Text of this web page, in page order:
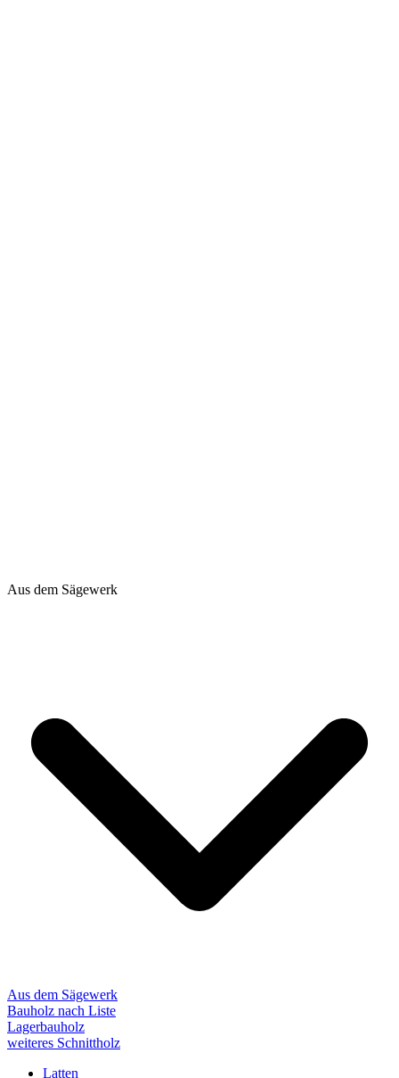
Aus dem Sägewerk
Aus dem Sägewerk
Bauholz nach Liste
Lagerbauholz
weiteres Schnittholz
Latten